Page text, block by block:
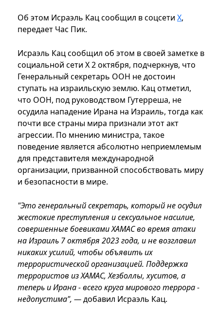
Об этом Исраэль Кац сообщил в соцсети X,
передает Час Пик.
Исраэль Кац сообщил об этом в своей заметке в
социальной сети X 2 октября, подчеркнув, что
Генеральный секретарь ООН не достоин
ступать на израильскую землю. Кац отметил,
что ООН, под руководством Гутерреша, не
осудила нападение Ирана на Израиль, тогда как
почти все страны мира признали этот акт
агрессии. По мнению министра, такое
поведение является абсолютно неприемлемым
для представителя международной
организации, призванной способствовать миру
и безопасности в мире.
"Это генеральный секретарь, который не осудил
жестокие преступления и сексуальное насилие,
совершенные боевиками ХАМАС во время атаки
на Израиль 7 октября 2023 года, и не возглавил
никаких усилий, чтобы объявить их
террористической организацией. Поддержка
террористов из ХАМАС, Хезболлы, хуситов, а
теперь и Ирана - всего круга мирового террора -
недопустима", —добавил Исраэль Кац.